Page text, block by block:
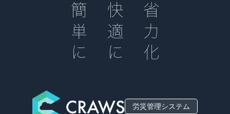
簡単に 快適に 省力化
労災管理システム